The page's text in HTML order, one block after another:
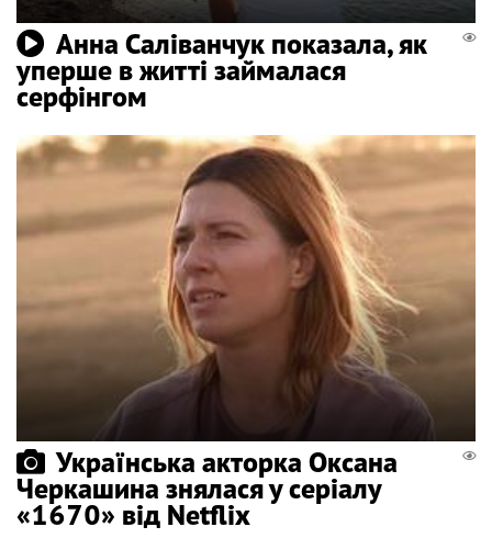
Анна Саліванчук показала, як
уперше в житті займалася
серфінгом
Українська акторка Оксана
Черкашина знялася у серіалу
«1670» від Netflix